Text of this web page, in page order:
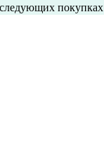
покупках